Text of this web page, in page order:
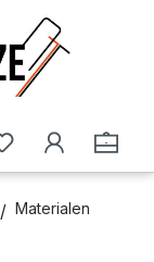
Du hast 0
Materialen